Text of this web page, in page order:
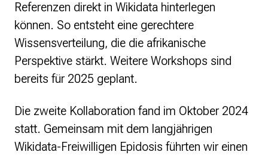
Referenzen direkt in Wikidata hinterlegen
können. So entsteht eine gerechtere
Wissensverteilung, die die afrikanische
Perspektive stärkt. Weitere Workshops sind
bereits für 2025 geplant.
Die zweite Kollaboration fand im Oktober 2024
statt. Gemeinsam mit dem langjährigen
Wikidata-Freiwilligen Epidosis führten wir einen